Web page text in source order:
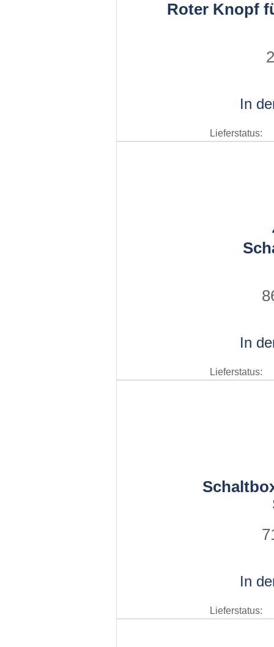
Roter Knopf
In
Lieferstatus:
In
Lieferstatus:
In
Lieferstatus: